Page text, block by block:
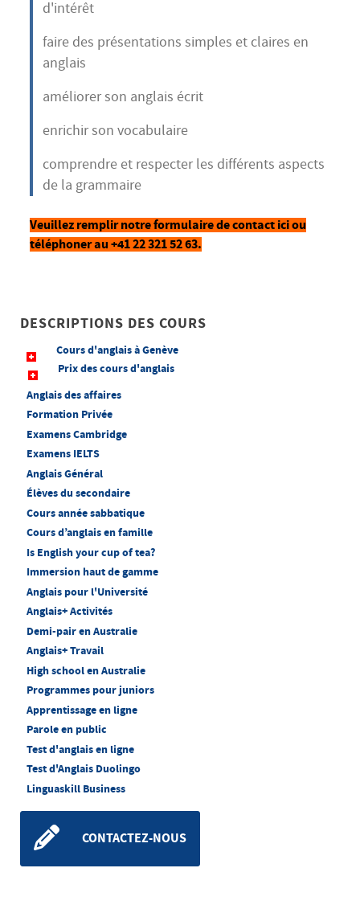
d'intérêt
faire des présentations simples et claires en
anglais
améliorer son anglais écrit
enrichir son vocabulaire
comprendre et respecter les différents aspects
de la grammaire
Veuillez remplir notre formulaire de contact ici ou
téléphoner au +41 22 321 52 63.
DESCRIPTIONS DES COURS
Cours d'anglais à Genève
Prix des cours d'anglais
Anglais des affaires
Formation Privée
Examens Cambridge
Examens IELTS
Anglais Général
Élèves du secondaire
Cours année sabbatique
Cours d’anglais en famille
Is English your cup of tea?
Immersion haut de gamme
Anglais pour l'Université
Anglais+ Activités
Demi-pair en Australie
Anglais+ Travail
High school en Australie
Programmes pour juniors
Apprentissage en ligne
Parole en public
Test d'anglais en ligne
Test d'Anglais Duolingo
Linguaskill Business
CONTACTEZ-NOUS